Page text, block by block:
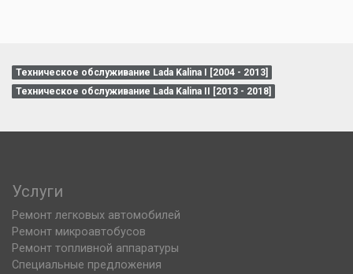
Техническое обслуживание Lada Kalina I [2004 - 2013]
Техническое обслуживание Lada Kalina II [2013 - 2018]
Услуги
Ремонт легковых автомобилей
Ремонт микроавтобусов
Ремонт топливной аппаратуры
Специальные предложения